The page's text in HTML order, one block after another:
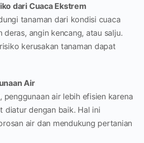
dari Cuaca Ekstrem
tanaman dari kondisi cuaca
deras, angin kencang, atau salju.
kerusakan tanaman dapat
Air
penggunaan air lebih efisien karena
diatur dengan baik. Hal ini
air dan mendukung pertanian